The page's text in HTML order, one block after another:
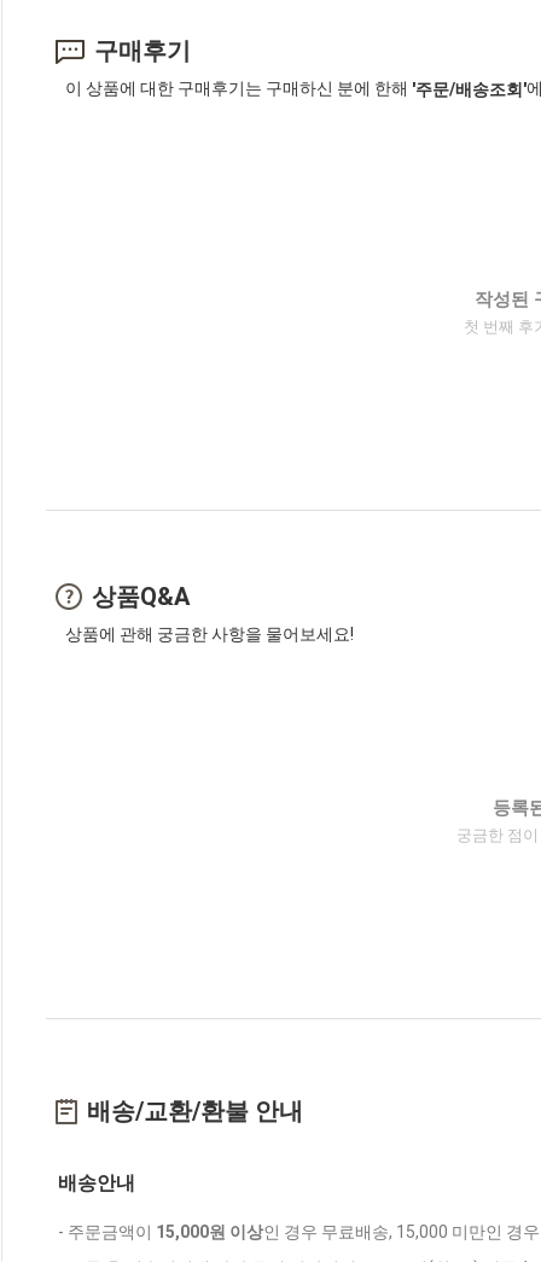
구매후기
이 상품에 대한 구매후기는 구매하신 분에 한해 '주문/배송조회'
작성된
첫 번째 후
상품Q&A
상품에 관해 궁금한 사항을 물어보세요!
등록
궁금한 점
배송/교환/환불 안내
배송안내
- 주문금액이 15,000원 이상인 경우 무료배송, 15,000 미만인 경